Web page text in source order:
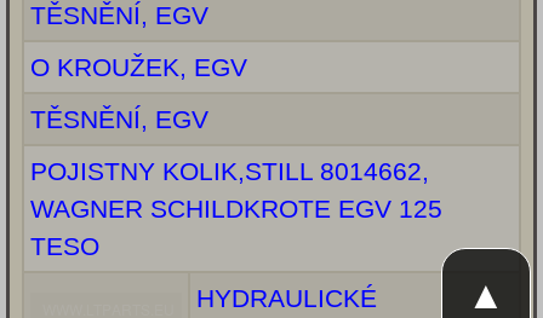
TĚSNĚNÍ, EGV
O KROUŽEK, EGV
TĚSNĚNÍ, EGV
POJISTNY KOLIK,STILL 8014662,
WAGNER SCHILDKROTE EGV 125
TESO
HYDRAULICKÉ
▲